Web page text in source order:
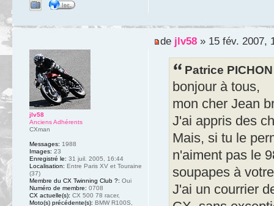
de jlv58» 15 fév. 2007,
Patrice
bonjour à tous,
mon cher Jean
J'ai appris des
Mais, si tu le
n'aiment pas le
soupapes à
J'ai un courrier
jlv58
Anciens Adhérents
CXman
Messages: 1988
Images: 23
Enregistré le: 31 juil. 2005, 16:44
Localisation: Entre Paris XV et Touraine
(37)
Membre du CX Twinning Club ?: Oui
Numéro de membre: 0708
CX actuelle(s): CX 500 78 racer,
Moto(s) précédente(s): BMW R100S,